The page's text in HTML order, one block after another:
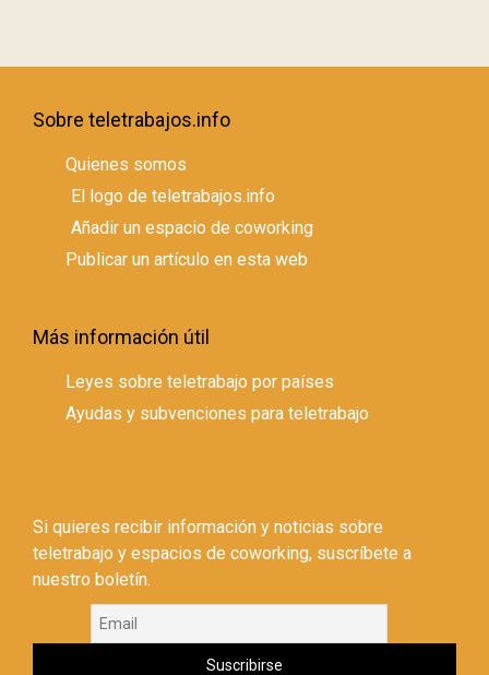
Sobre teletrabajos.info
Quienes somos
El logo de teletrabajos.info
Añadir un espacio de coworking
Publicar un artículo en esta web
Más información útil
Leyes sobre teletrabajo por países
Ayudas y subvenciones para teletrabajo
Si quieres recibir información y noticias sobre
teletrabajo y espacios de coworking, suscríbete a
nuestro boletín.